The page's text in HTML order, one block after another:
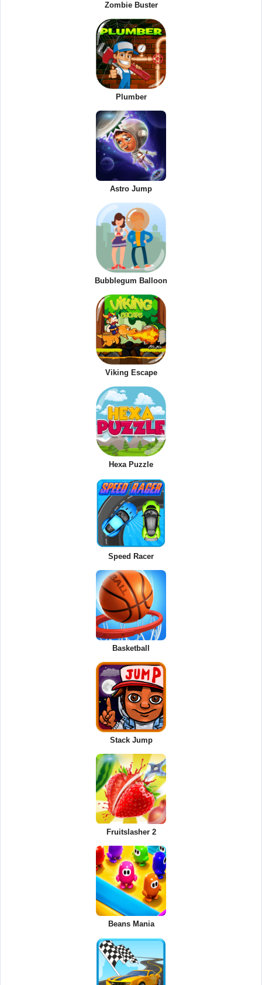
Zombie Buster
Plumber
Astro Jump
Bubblegum Balloon
Viking Escape
Hexa Puzzle
Speed Racer
Basketball
Stack Jump
Fruitslasher 2
Beans Mania